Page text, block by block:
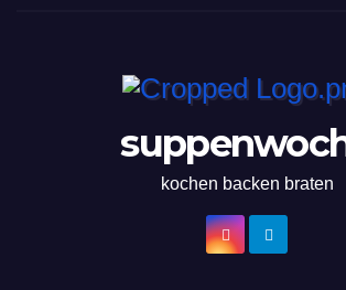
kochen backen braten